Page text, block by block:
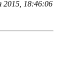
2015, 18:46:06